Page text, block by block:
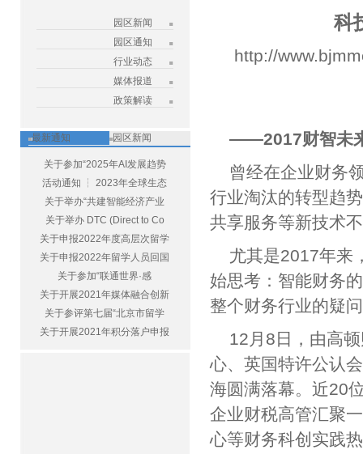
园区新闻
园区通知
行业动态
媒体报道
政策解读
最新通知 园区新闻
关于参加“2025年AI发展趋势
活动通知 ┆ 2023年全球生态
关于举办“共建智能经济产业
关于举办 DTC (Direct to Co
关于申报2022年度高层次留学
关于申报2022年留学人员回国
关于参加“联通世界·感
关于开展2021年媒体融合创新
关于参评第七届“北京市留学
关于开展2021年积分落户申报
科
http://
——2017财智未
曾经在企业财务
行业淘汰的转型趋
共享服务等新技术
尤其是2017年来
始思考：智能财务
整个财务行业的疑
12月8日，由高
心、英国特许公认
海圆满落幕。近20
企业财税高管汇聚
心等财务科创实践